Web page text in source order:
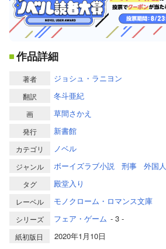
作品詳細
著者 ジョシュ・ラニヨン
翻訳 冬斗亜紀
画 草間さかえ
発行 新書館
カテゴリ ノベル
ジャンル ボーイズラブ小説 刑事 外国人
タグ 殿堂入り
レーベル モノクローム・ロマンス文庫
シリーズ フェア・ゲーム - 3 -
紙初版日
2020年1月10日